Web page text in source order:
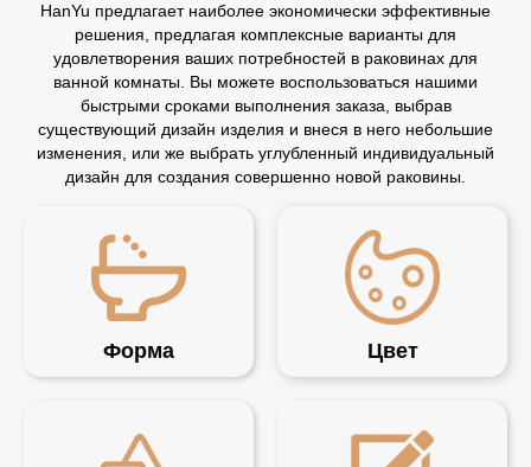
HanYu предлагает наиболее экономически эффективные
решения, предлагая комплексные варианты для
удовлетворения ваших потребностей в раковинах для
ванной комнаты. Вы можете воспользоваться нашими
быстрыми сроками выполнения заказа, выбрав
существующий дизайн изделия и внеся в него небольшие
изменения, или же выбрать углубленный индивидуальный
дизайн для создания совершенно новой раковины.
Форма Цвет